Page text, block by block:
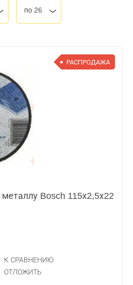
по 26
РАСПРОДАЖА
Bosch 115х2,5х22
К СРАВНЕНИЮ
ОТЛОЖИТЬ